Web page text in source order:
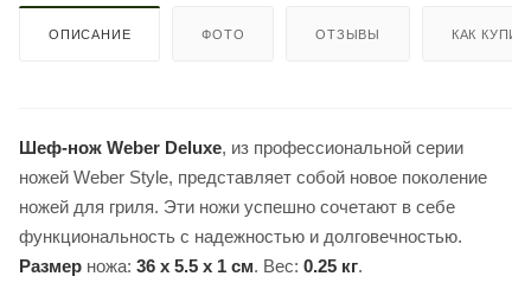
ОПИСАНИЕ ФОТО ОТЗЫВЫ КАК
Шеф-нож Weber Deluxe, из профессиональной серии
ножей Weber Style, представляет собой новое поколение
ножей для гриля. Эти ножи успешно сочетают в себе
функциональность с надежностью и долговечностью.
Размер ножа: 36 x 5.5 x 1 см. Вес: 0.25 кг.